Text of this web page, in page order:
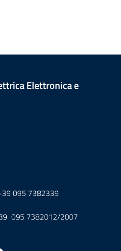
Elettronica e
095 7382339
095 7382012/2007